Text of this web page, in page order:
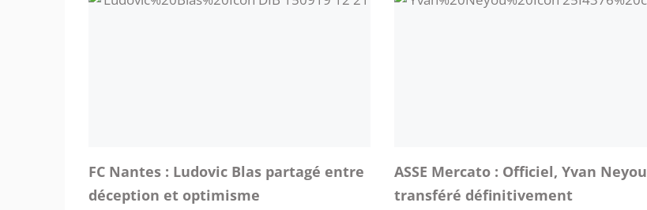
FC Nantes : Ludovic Blas partagé entre
déception et optimisme
ASSE Mercato : Officiel, Yvan Neyou
transféré définitivement